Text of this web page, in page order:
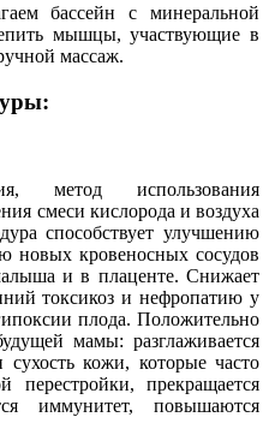
бассейн с минеральной
мышцы, участвующие в
массаж.
метод использования
смеси кислорода и воздуха
способствует улучшению
новых кровеносных сосудов
и в плаценте. Снижает
токсикоз и нефропатию у
плода. Положительно
мамы: разглаживается
кожи, которые часто
перестройки, прекращается
иммунитет, повышаются